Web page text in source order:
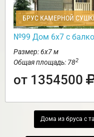
БРУС КАМЕРНОЙ
№99 Дом 6х7 с
Размер: 6х7 м
Общая площадь: 782
от 1354500
Дома из бруса с